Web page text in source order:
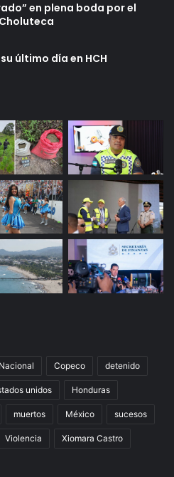
en plena boda por el
último día en HCH
Copeco detenido
unidos Honduras
muertos México sucesos
Violencia Xiomara Castro